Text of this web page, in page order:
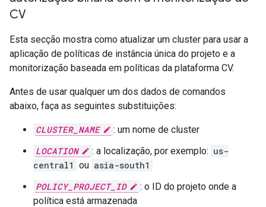
CV
Esta secção mostra como atualizar um cluster para usar a
aplicação de políticas de instância única do projeto e a
monitorização baseada em políticas da plataforma CV.
Antes de usar qualquer um dos dados de comandos
abaixo, faça as seguintes substituições:
CLUSTER_NAME
: um nome de cluster
LOCATION
: a localização, por exemplo: us-
central1 ou asia-south1
POLICY_PROJECT_ID
: o ID do projeto onde a
política está armazenada